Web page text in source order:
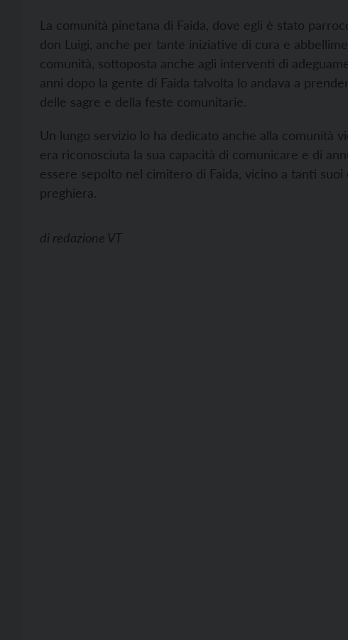
La comunità pinetana di Faida, dove egli è stato
don Luigi, anche per tante iniziative di cura e
comunità, sottoposta anche agli interventi di
anni dopo la gente di Faida talvolta lo andava a
delle sagre e della feste comunitarie.
Un lungo servizio lo ha dedicato anche alla comunità
era riconosciuta la sua capacità di comunicare e di
essere sepolto nel cimitero di Faida, vicino a tanti
preghiera.
di redazione VT